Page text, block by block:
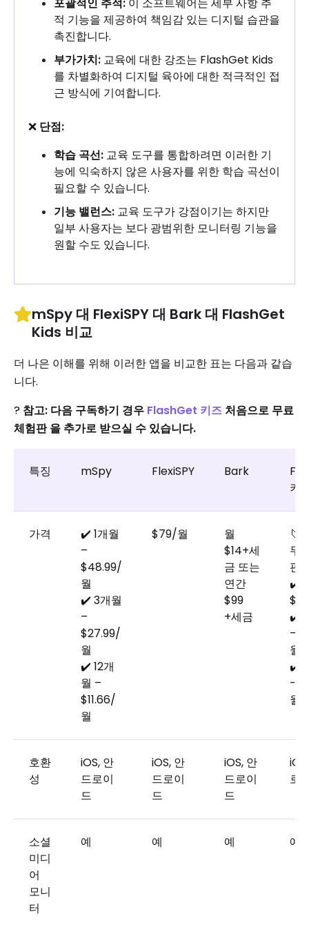
포괄적인 추적: 이 소프트웨어는 세부 사항 추
적 기능을 제공하여 책임감 있는 디지털 습관을
촉진합니다.
부가가치: 교육에 대한 강조는 FlashGet Kids
를 차별화하여 디지털 육아에 대한 적극적인 접
근 방식에 기여합니다.
❌ 단점:
학습 곡선: 교육 도구를 통합하려면 이러한 기
능에 익숙하지 않은 사용자를 위한 학습 곡선이
필요할 수 있습니다.
기능 밸런스: 교육 도구가 강점이기는 하지만
일부 사용자는 보다 광범위한 모니터링 기능을
원할 수도 있습니다.
mSpy 대 FlexiSPY 대 Bark 대 FlashGet
Kids 비교
더 나은 이해를 위해 이러한 앱을 비교한 표는 다음과 같습
니다.
? 참고: 다음 구독하기 경우 FlashGet 키즈 처음으로 무료
체험판 을 추가로 받으실 수 있습니다.
특징 mSpy FlexiSPY Bark
키
가격
✔️ 1개월
–
$48.99/
월
✔️ 3개월
–
$27.99/
월
✔️ 12개
월 –
$11.66/
월
$79/월
월
$14+세
금 또는
연간
$99
+세금
🔰
무
판
✔️ 1
✔️
–
월
✔️
-
월
호환
성
iOS, 안
드로이
드
iOS, 안
드로이
드
iOS, 안
드로이
드
로
소셜
미디
어
모니
터
예 예 예 예